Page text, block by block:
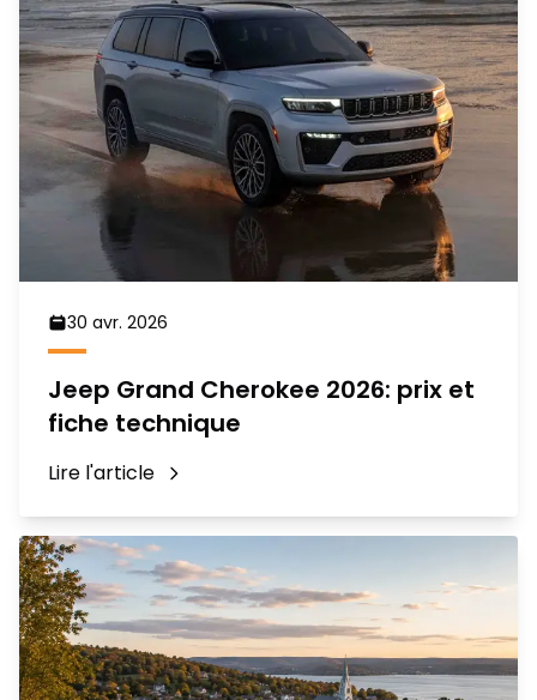
30 avr. 2026
Jeep Grand Cherokee 2026: prix et
fiche technique
Lire l'article